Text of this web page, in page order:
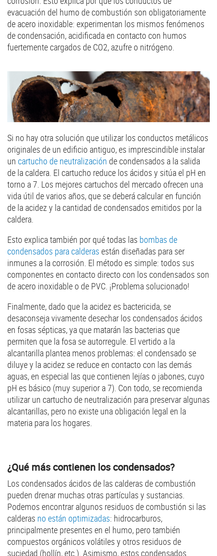
evacuación del humo de combustión son obligatoriamente
de acero inoxidable: experimentan los mismos fenómenos
de condensación, acidificada en contacto con humos
fuertemente cargados de CO2, azufre o nitrógeno.
Si no hay otra solución que utilizar los conductos metálicos
originales de un edificio antiguo, es imprescindible instalar
un cartucho de neutralización de condensados a la salida
de la caldera. El cartucho reduce los ácidos y sitúa el pH en
torno a 7. Los mejores cartuchos del mercado ofrecen una
vida útil de varios años, que se deberá calcular en función
de la acidez y la cantidad de condensados emitidos por la
caldera.
Esto explica también por qué todas las bombas de
condensados para calderas están diseñadas para ser
inmunes a la corrosión. El método es simple: todos sus
componentes en contacto directo con los condensados son
de acero inoxidable o de PVC. ¡Problema solucionado!
Finalmente, dado que la acidez es bactericida, se
desaconseja vivamente desechar los condensados ácidos
en fosas sépticas, ya que matarán las bacterias que
permiten que la fosa se autorregule. El vertido a la
alcantarilla plantea menos problemas: el condensado se
diluye y la acidez se reduce en contacto con las demás
aguas, en especial las que contienen lejías o jabones, cuyo
pH es básico (muy superior a 7). Con todo, se recomienda
utilizar un cartucho de neutralización para preservar algunas
alcantarillas, pero no existe una obligación legal en la
materia para los hogares.
¿Qué más contienen los condensados?
Los condensados ácidos de las calderas de combustión
pueden drenar muchas otras partículas y sustancias.
Podemos encontrar algunos residuos de combustión si las
calderas no están optimizadas: hidrocarburos,
principalmente presentes en el humo, pero también
compuestos orgánicos volátiles y otros residuos de
suciedad (hollín, etc.). Asimismo, estos condensados